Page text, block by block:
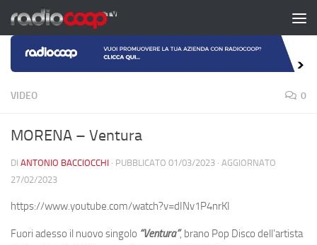
Salta al contenuto
VIDEO 0
MORENA – Ventura
DI ANTONIO BACCIOCCHI · PUBBLICATO 01/03/2023 · AGGIORNATO
27/02/2023
https://www.youtube.com/watch?v=dINv1P4nrKI
Fuori adesso il nuovo singolo “Ventura”, brano Pop Disco dell’artista